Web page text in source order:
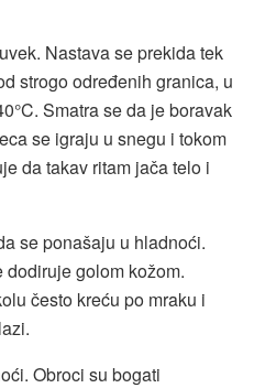
Nastava se prekida tek
strogo određenih granica, u
Smatra se da je boravak
se igraju u snegu i tokom
da takav ritam jača telo i
se ponašaju u hladnoći.
golom kožom.
često kreću po mraku i
Obroci su bogati